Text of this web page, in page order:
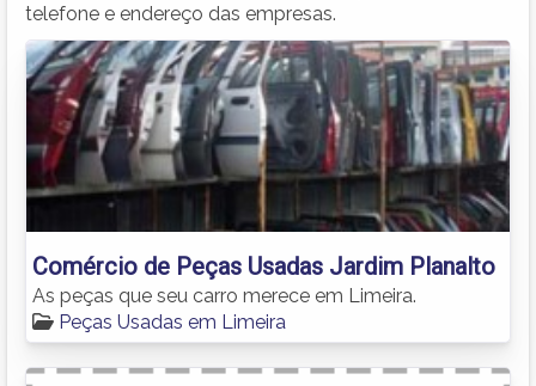
telefone e endereço das empresas.
Comércio de Peças Usadas Jardim Planalto
As peças que seu carro merece em Limeira.
Peças Usadas em Limeira